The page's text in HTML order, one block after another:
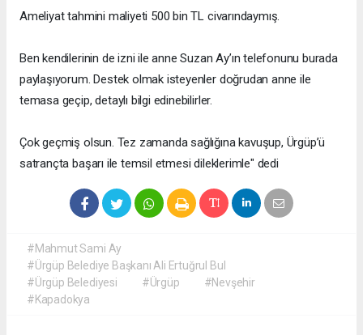
Ameliyat tahmini maliyeti 500 bin TL civarındaymış.
Ben kendilerinin de izni ile anne Suzan Ay’ın telefonunu burada
paylaşıyorum. Destek olmak isteyenler doğrudan anne ile
temasa geçip, detaylı bilgi edinebilirler.
Çok geçmiş olsun. Tez zamanda sağlığına kavuşup, Ürgüp’ü
satrançta başarı ile temsil etmesi dileklerimle" dedi
#Mahmut Sami Ay
#Ürgüp Belediye Başkanı Ali Ertuğrul Bul
#Ürgüp Belediyesi
#Ürgüp
#Nevşehir
#Kapadokya